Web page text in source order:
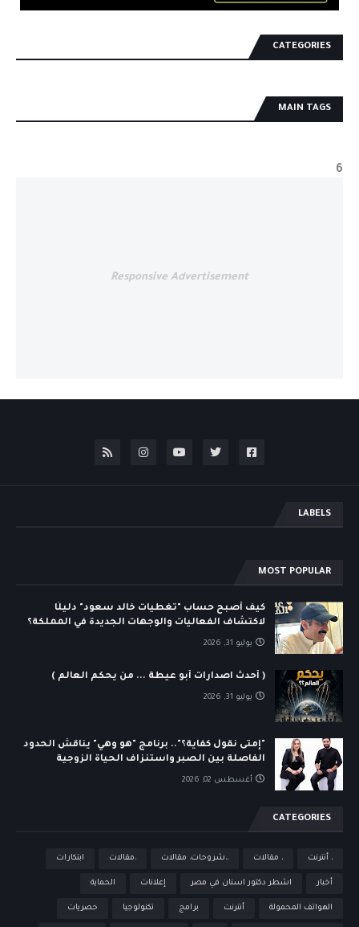
CATEGORIES
MAIN TAGS
6
Responsive Advertisement
LABELS
MOST POPULAR
كيف أصبح حساب "تغطيات خالد سعود" دليلًا
لاكتشاف الفعاليات والوجهات الجديدة في المملكة؟
يوليو 31, 2026
( أحدث اصدارات أبو عيطة ... من يحكم العالم )
يوليو 31, 2026
"إمتى نقول كفاية؟".. برنامج "هو وهي" يناقش الحدود
الفاصلة بين الصبر واستنزاف الحياة الزوجية
أغسطس 02, 2026
CATEGORIES
، أنترنت ، مقالات ،،شروحات، مقالات ،مقالات ابتكارات
أخبار اشطر دكتور اسنان في مصر إعلانات الحماية
الهواتف المحمولة أنترنت برامج تكنولوجيا حصريات